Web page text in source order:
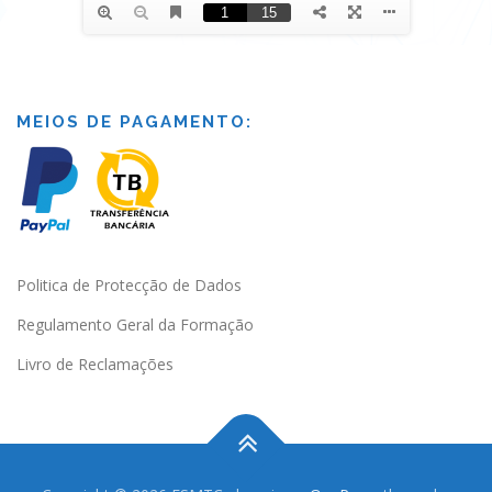
MEIOS DE PAGAMENTO:
Politica de Protecção de Dados
Regulamento Geral da Formação
Livro de Reclamações